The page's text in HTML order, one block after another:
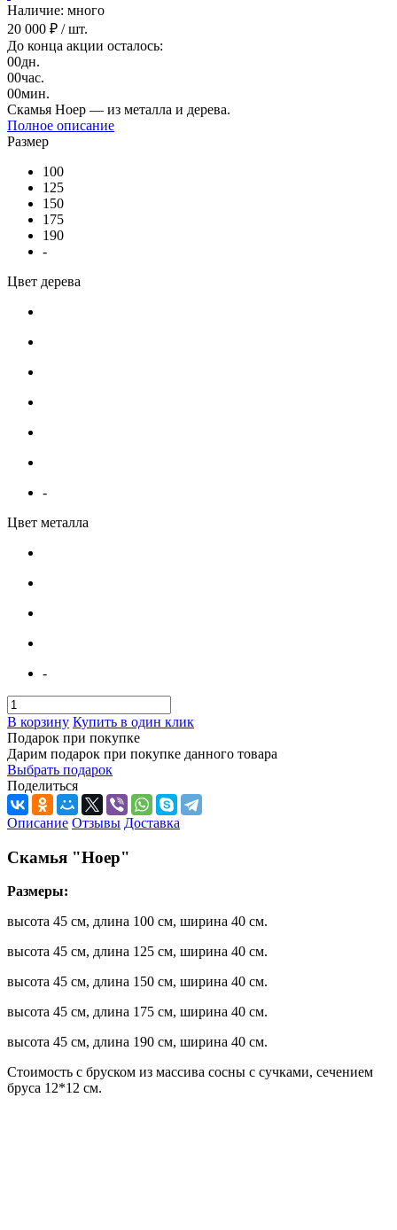
Наличие: много
20 000 ₽ / шт.
До конца акции осталось:
00дн.
00час.
00мин.
Скамья Ноер — из металла и дерева.
Полное описание
Размер
100
125
150
175
190
-
Цвет дерева
-
Цвет металла
-
В корзину Купить в один клик
Подарок при покупке
Дарим подарок при покупке данного товара
Выбрать подарок
Поделиться
Описание Отзывы Доставка
Скамья "Ноер"
Размеры:
высота 45 см, длина 100 см, ширина 40 см.
высота 45 см, длина 125 см, ширина 40 см.
высота 45 см, длина 150 см, ширина 40 см.
высота 45 см, длина 175 см, ширина 40 см.
высота 45 см, длина 190 см, ширина 40 см.
Стоимость с бруском из массива сосны с сучками, сечением
бруса 12*12 см.